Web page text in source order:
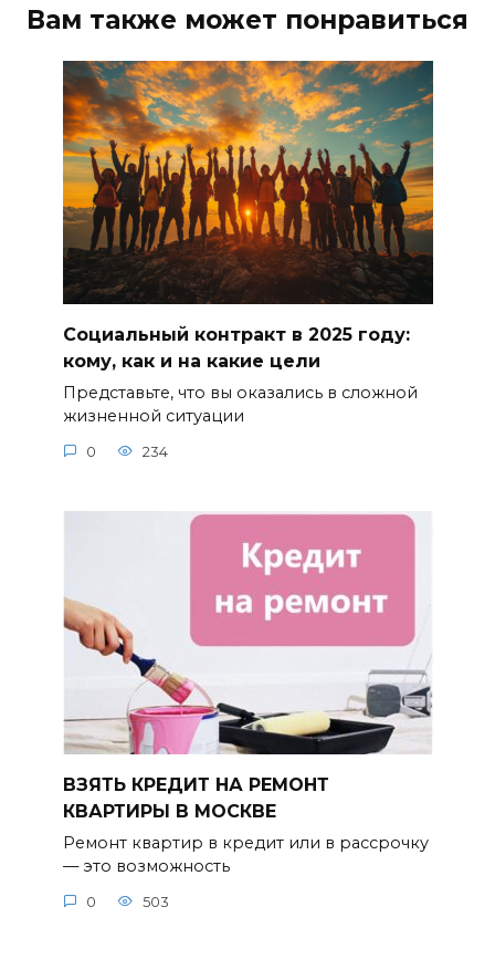
Вам также может понравиться
Социальный контракт в 2025 году:
кому, как и на какие цели
Представьте, что вы оказались в сложной
жизненной ситуации
0 234
ВЗЯТЬ КРЕДИТ НА РЕМОНТ
КВАРТИРЫ В МОСКВЕ
Ремонт квартир в кредит или в рассрочку
— это возможность
0 503